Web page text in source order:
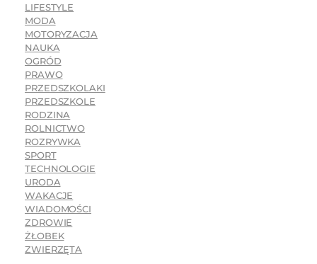
LIFESTYLE
MODA
MOTORYZACJA
NAUKA
OGRÓD
PRAWO
PRZEDSZKOLAKI
PRZEDSZKOLE
RODZINA
ROLNICTWO
ROZRYWKA
SPORT
TECHNOLOGIE
URODA
WAKACJE
WIADOMOŚCI
ZDROWIE
ŻŁOBEK
ZWIERZĘTA